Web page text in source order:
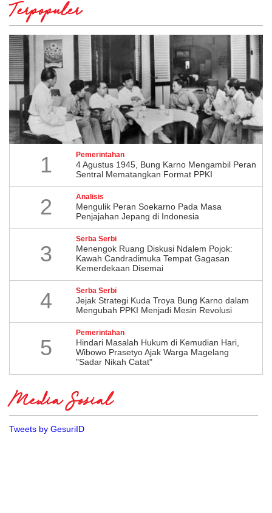
Terpopuler
1 Pemerintahan
4 Agustus 1945, Bung Karno Mengambil Peran
Sentral Mematangkan Format PPKI
2 Analisis
Mengulik Peran Soekarno Pada Masa
Penjajahan Jepang di Indonesia
3
Serba Serbi
Menengok Ruang Diskusi Ndalem Pojok:
Kawah Candradimuka Tempat Gagasan
Kemerdekaan Disemai
4 Serba Serbi
Jejak Strategi Kuda Troya Bung Karno dalam
Mengubah PPKI Menjadi Mesin Revolusi
5
Pemerintahan
Hindari Masalah Hukum di Kemudian Hari,
Wibowo Prasetyo Ajak Warga Magelang
"Sadar Nikah Catat"
Media Sosial
Tweets by GesuriID